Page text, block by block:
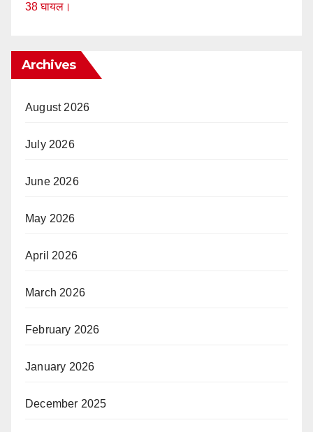
38 घायल।
Archives
August 2026
July 2026
June 2026
May 2026
April 2026
March 2026
February 2026
January 2026
December 2025